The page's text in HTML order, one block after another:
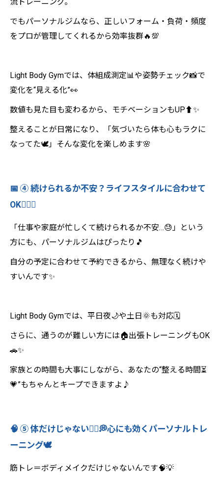
でもパーソナルジムなら、正しいフォーム・負荷・頻度
をプロが管理してくれるから効率抜群🔥💯
Light Body Gymでは、体組成測定📊や姿勢チェック📸で
変化を“見える化”👀
数値も見た目も変わるから、モチベーションもUP⬆️✨
整えることが日常になり、「気づいたら体も心もラクに
なってた🕊️」そんな変化を楽しめます🌸
📅 ④ 続けられるか不安？ライフスタイルに合わせて
OK🧘‍♀️⏰
「仕事や家庭が忙しくて続けられるか不安…😓」という
方にも、パーソナルジムはぴったり🎵
自分の予定に合わせて予約できるから、無理なく続けや
すいんです✨
Light Body Gymでは、平日夜🌙や土日🌞も対応🗓️
さらに、通うのが難しい方には🏠出張トレーニングもOK
🚗✨
家族との時間も大事にしながら、あなたの“整える時間⏳
💗”もちゃんとキープできますよ♪
🧠 ⑤ 体だけじゃない🧍‍♀️💭心にも効くパーソナルトレ
ーニング🕊️
筋トレ＝ボディメイクだけじゃないんです🧠💡